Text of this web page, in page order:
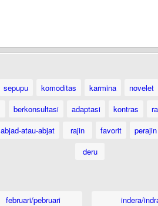
sepupu komoditas karmina novelet
berkonsultasi adaptasi kontras
abjad-atau-abjat rajin favorit perajin
deru
februari/pebruari
indera/